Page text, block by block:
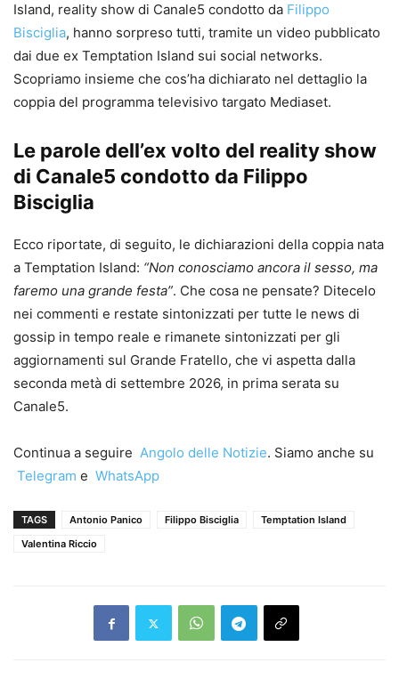
Island, reality show di Canale5 condotto da Filippo
Bisciglia, hanno sorpreso tutti, tramite un video pubblicato
dai due ex Temptation Island sui social networks.
Scopriamo insieme che cos’ha dichiarato nel dettaglio la
coppia del programma televisivo targato Mediaset.
Le parole dell’ex volto del reality show
di Canale5 condotto da Filippo
Bisciglia
Ecco riportate, di seguito, le dichiarazioni della coppia nata
a Temptation Island: “Non conosciamo ancora il sesso, ma
faremo una grande festa”. Che cosa ne pensate? Ditecelo
nei commenti e restate sintonizzati per tutte le news di
gossip in tempo reale e rimanete sintonizzati per gli
aggiornamenti sul Grande Fratello, che vi aspetta dalla
seconda metà di settembre 2026, in prima serata su
Canale5.
Continua a seguire Angolo delle Notizie. Siamo anche su
Telegram e WhatsApp
TAGS Antonio Panico Filippo Bisciglia
Temptation Island
Valentina Riccio